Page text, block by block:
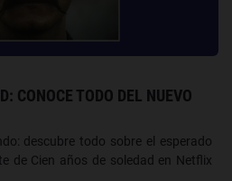
CONOCE TODO DEL NUEVO
descubre todo sobre el esperado
de Cien años de soledad en Netflix